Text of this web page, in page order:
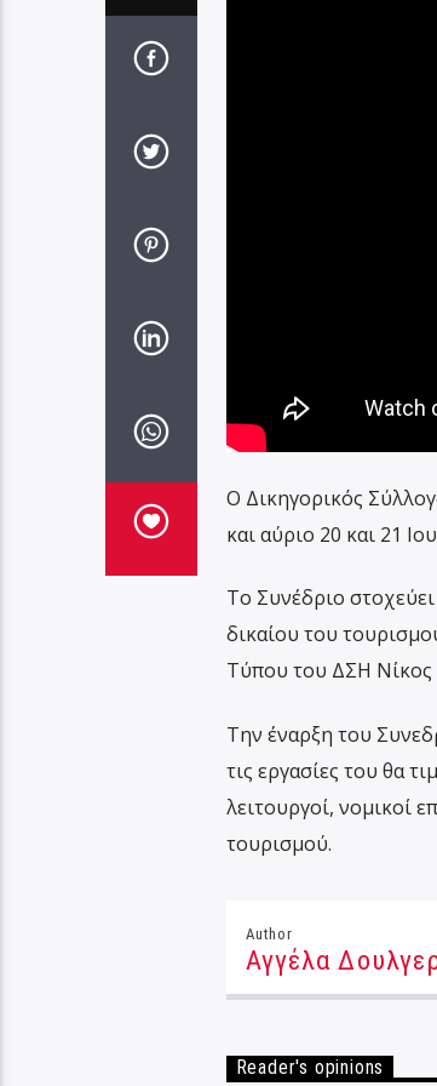
Ο Δικηγορικός
και αύριο 20 και 21
Το Συνέδριο
δικαίου του
Τύπου του ΔΣΗ Νίκος
Την έναρξη του
τις εργασίες του θα
λειτουργοί, νομικοί
τουρισμού.
Author
Αγγέλα
Reader's opinions